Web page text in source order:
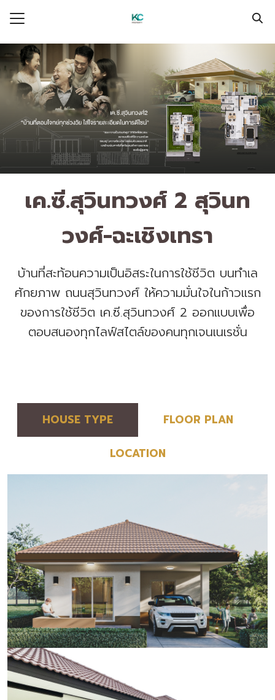
าร KC
กิจกรรม
นสัมพันธ์
ยที่ดิน
for:
เค.ซี.สุวินทวงศ์ 2 สุวินท
วงศ์-ฉะเชิงเทรา
บ้านที่สะท้อนความเป็นอิสระในการใช้ชีวิต บนทำเล
ศักยภาพ ถนนสุวินทวงศ์ ให้ความมั่นใจในก้าวแรก
ของการใช้ชีวิต เค.ซี.สุวินทวงศ์ 2 ออกแบบเพื่อ
ตอบสนองทุกไลฟ์สไตล์ของคนทุกเจนเนเรชั่น
HOUSE TYPE FLOOR PLAN
LOCATION